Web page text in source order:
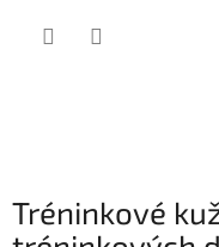
Tréninkové